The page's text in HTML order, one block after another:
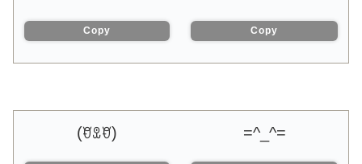
Copy
Copy
=^_^=
(ꀄꀾꀄ)